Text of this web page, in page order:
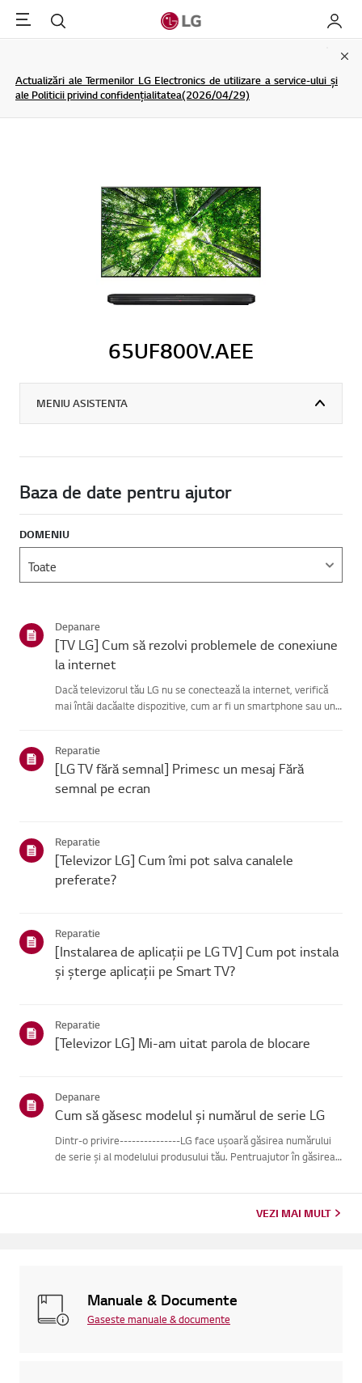
Menu Cautare My LG
Actualizări ale Termenilor LG Electronics de utilizare a service-ului și
ale Politicii privind confidențialitatea(2026/04/29)
65UF800V.AEE
MENIU ASISTENTA
Baza de date pentru ajutor
DOMENIU
Depanare
[TV LG] Cum să rezolvi problemele de conexiune
la internet
Dacă televizorul tău LG nu se conectează la internet, verifică
mai întâi dacăalte dispozitive, cum ar fi un smartphone sau un
Reparatie
[LG TV fără semnal] Primesc un mesaj Fără
semnal pe ecran
Reparatie
[Televizor LG] Cum îmi pot salva canalele
preferate?
Reparatie
[Instalarea de aplicații pe LG TV] Cum pot instala
și șterge aplicații pe Smart TV?
Reparatie
[Televizor LG] Mi-am uitat parola de blocare
Depanare
Cum să găsesc modelul și numărul de serie LG
Dintr-o privire---------------LG face ușoară găsirea numărului
de serie și al modelului produsului tău. Pentruajutor în găsirea
VEZI MAI MULT
Manuale & Documente
Gaseste manuale & documente